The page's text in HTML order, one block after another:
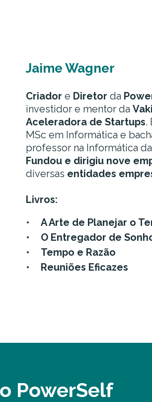
Criador e Diretor da
investidor e mentor da
Aceleradora de Startups.
MSc em Informática e
professor na Informática
Fundou e dirigiu nove
diversas entidades
Livros:
A Arte de Planejar o
O Entregador de
Tempo e Razão
Reuniões Eficazes
Jaime Wagner
PowerSelf